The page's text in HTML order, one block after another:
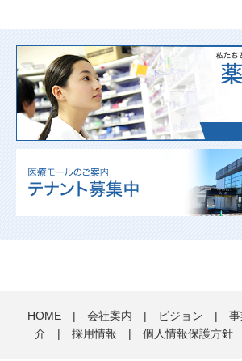
HOME | 会社案内 | ビジョン |
介 | 採用情報 | 個人情報保護方針